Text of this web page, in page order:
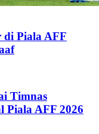
di Piala AFF
Timnas
Piala AFF 2026